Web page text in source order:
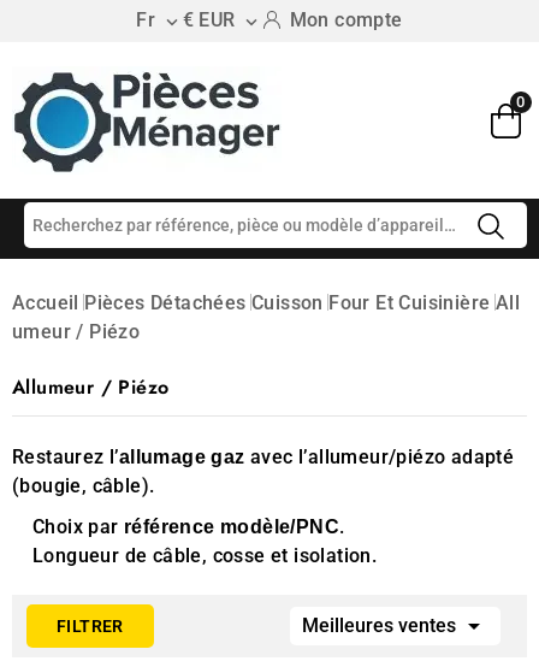
Fr  € EUR  Mon compte
0
Accueil Pièces Détachées Cuisson Four Et Cuisinière All
Umeur / Piézo
Allumeur / Piézo
Restaurez l’allumage gaz avec l’allumeur/piézo adapté
(bougie, câble).
Choix par référence modèle/PNC.
Longueur de câble, cosse et isolation.
FILTRER Meilleures ventes 